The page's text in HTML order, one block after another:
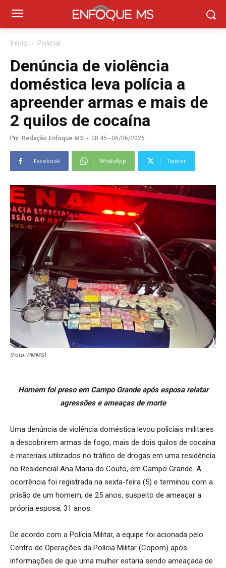
Início Policial
Denúncia de violência
doméstica leva polícia a
apreender armas e mais de
2 quilos de cocaína
Por Redação Enfoque MS - 08:45 - 06/06/2026
Facebook WhatsApp Twitter
(Foto: PMMS)
Homem foi preso em Campo Grande após esposa relatar
agressões e ameaças de morte
Uma denúncia de violência doméstica levou policiais militares
a descobrirem armas de fogo, mais de dois quilos de cocaína
e materiais utilizados no tráfico de drogas em uma residência
no Residencial Ana Maria do Couto, em Campo Grande. A
ocorrência foi registrada na sexta-feira (5) e terminou com a
prisão de um homem, de 25 anos, suspeito de ameaçar a
própria esposa, 31 anos.
De acordo com a Polícia Militar, a equipe foi acionada pelo
Centro de Operações da Polícia Militar (Copom) após
informações de que uma mulher estaria sendo ameaçada de